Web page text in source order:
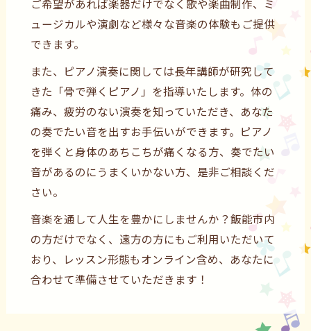
ご希望があれば楽器だけでなく歌や楽曲制作、ミ
ュージカルや演劇など様々な音楽の体験もご提供
できます。
また、ピアノ演奏に関しては長年講師が研究して
きた「骨で弾くピアノ」を指導いたします。体の
痛み、疲労のない演奏を知っていただき、あなた
の奏でたい音を出すお手伝いができます。ピアノ
を弾くと身体のあちこちが痛くなる方、奏でたい
音があるのにうまくいかない方、是非ご相談くだ
さい。
音楽を通して人生を豊かにしませんか？飯能市内
の方だけでなく、遠方の方にもご利用いただいて
おり、レッスン形態もオンライン含め、あなたに
合わせて準備させていただきます！